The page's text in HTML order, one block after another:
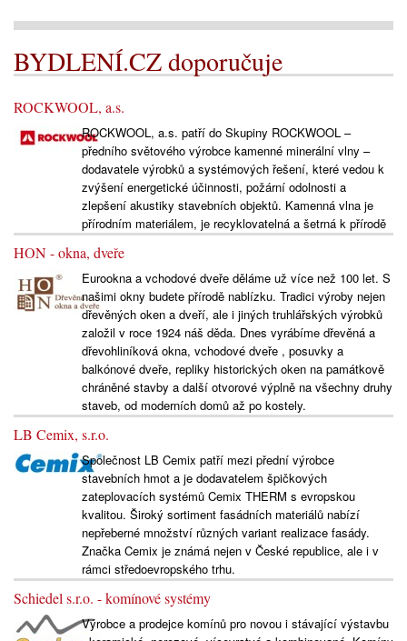
BYDLENÍ.CZ doporučuje
ROCKWOOL, a.s.
ROCKWOOL, a.s. patří do Skupiny ROCKWOOL –
předního světového výrobce kamenné minerální vlny –
dodavatele výrobků a systémových řešení, které vedou k
zvýšení energetické účinnosti, požární odolnosti a
zlepšení akustiky stavebních objektů. Kamenná vlna je
přírodním materiálem, je recyklovatelná a šetrná k přírodě
HON - okna, dveře
Eurookna a vchodové dveře děláme už více než 100 let. S
našimi okny budete přírodě nablízku. Tradici výroby nejen
dřevěných oken a dveří, ale i jiných truhlářských výrobků
založil v roce 1924 náš děda. Dnes vyrábíme dřevěná a
dřevohliníková okna, vchodové dveře , posuvky a
balkónové dveře, repliky historických oken na památkově
chráněné stavby a další otvorové výplně na všechny druhy
staveb, od moderních domů až po kostely.
LB Cemix, s.r.o.
Společnost LB Cemix patří mezi přední výrobce
stavebních hmot a je dodavatelem špičkových
zateplovacích systémů Cemix THERM s evropskou
kvalitou. Široký sortiment fasádních materiálů nabízí
nepřeberné množství různých variant realizace fasády.
Značka Cemix je známá nejen v České republice, ale i v
rámci středoevropského trhu.
Schiedel s.r.o. - komínové systémy
Výrobce a prodejce komínů pro novou i stávající výstavbu